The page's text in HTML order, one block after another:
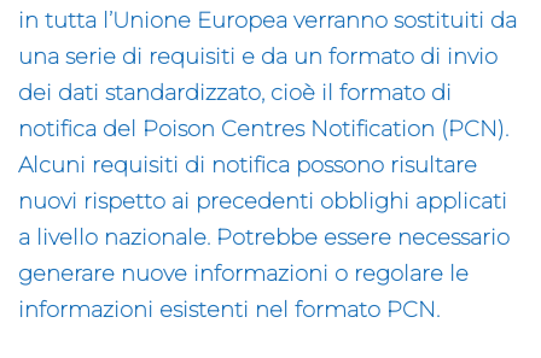
in tutta l’Unione Europea verranno sostituiti da
una serie di requisiti e da un formato di invio
dei dati standardizzato, cioè il formato di
notifica del Poison Centres Notification (PCN).
Alcuni requisiti di notifica possono risultare
nuovi rispetto ai precedenti obblighi applicati
a livello nazionale. Potrebbe essere necessario
generare nuove informazioni o regolare le
informazioni esistenti nel formato PCN.